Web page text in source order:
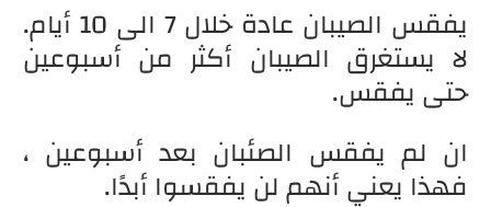
يفقس الصيبان عادة خلال 7 الى 10 أيام.
لا يستغرق الصيبان أكثر من أسبوعين
حتى يفقس.
ان لم يفقس الصئبان بعد أسبوعين ،
فهذا يعني أنهم لن يفقسوا أبدًا.